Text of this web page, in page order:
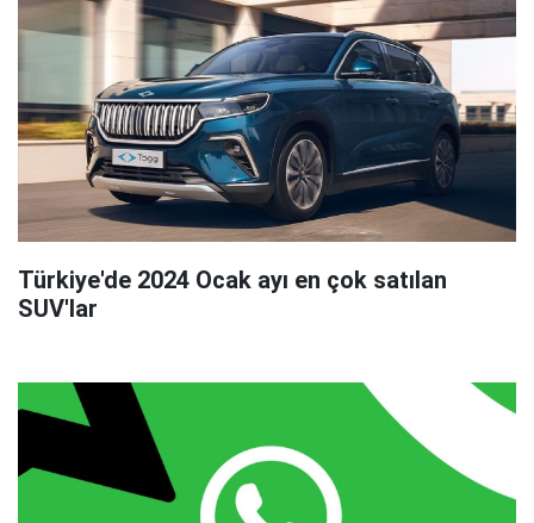
Türkiye'de 2024 Ocak ayı en çok satılan
SUV'lar